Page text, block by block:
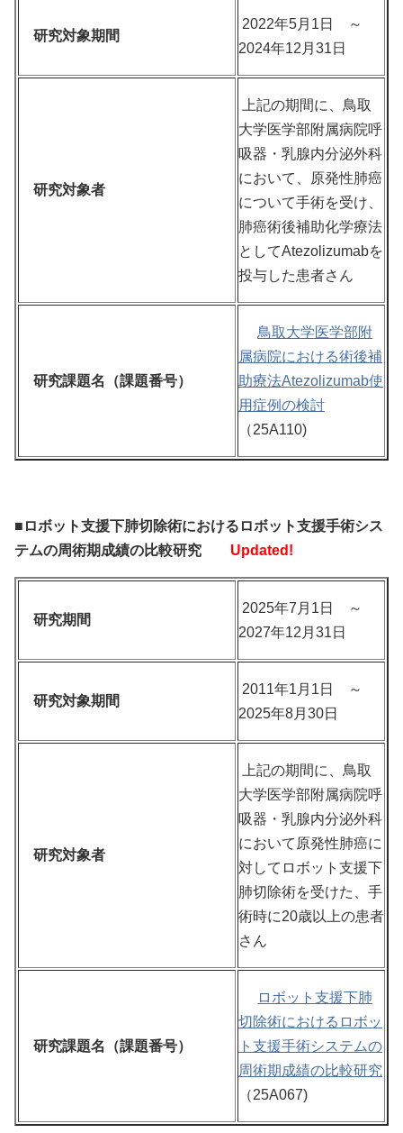
研究対象期間
2022年5月1日 ～
2024年12月31日
研究対象者
上記の期間に、鳥取
大学医学部附属病院呼
吸器・乳腺内分泌外科
において、原発性肺癌
について手術を受け、
肺癌術後補助化学療法
としてAtezolizumabを
投与した患者さん
研究課題名（課題番号）
鳥取大学医学部附
属病院における術後補
助療法Atezolizumab使
用症例の検討
（25A110)
■ロボット支援下肺切除術におけるロボット支援手術シス
テムの周術期成績の比較研究 Updated!
研究期間
2025年7月1日 ～
2027年12月31日
研究対象期間
2011年1月1日 ～
2025年8月30日
研究対象者
上記の期間に、鳥取
大学医学部附属病院呼
吸器・乳腺内分泌外科
において原発性肺癌に
対してロボット支援下
肺切除術を受けた、手
術時に20歳以上の患者
さん
研究課題名（課題番号）
ロボット支援下肺
切除術におけるロボッ
ト支援手術システムの
周術期成績の比較研究
（25A067)